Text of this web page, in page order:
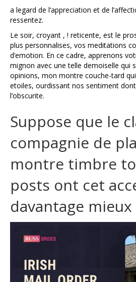
a legard de l’appreciation et de
ressentez.
Le soir, croyant , ! reticente, est le
plus personnalises, vos meditations
d’emotion. En ce cadre, apprenons
mignon avec une telle demoiselle qui
opinions, mon montre couche-tard
etoiles, ourdissant nos sentiment dont
l’obscurite.
Suppose que le
compagnie de
montre timbre
posts ont cet
davantage